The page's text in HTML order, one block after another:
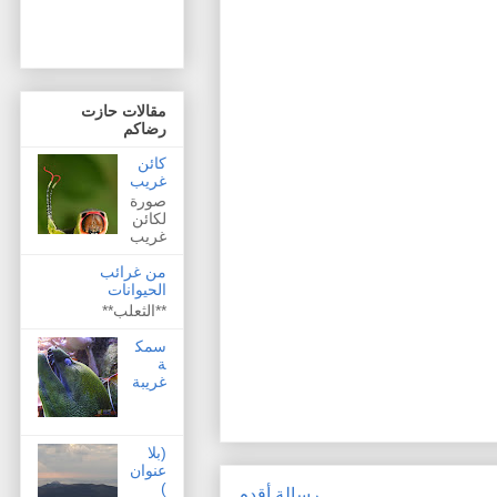
مقالات حازت
رضاكم
كائن
غريب
صورة
لكائن
غريب
من غرائب
الحيوانات
**الثعلب**
سمك
ة
غريبة
(بلا
عنوان
)